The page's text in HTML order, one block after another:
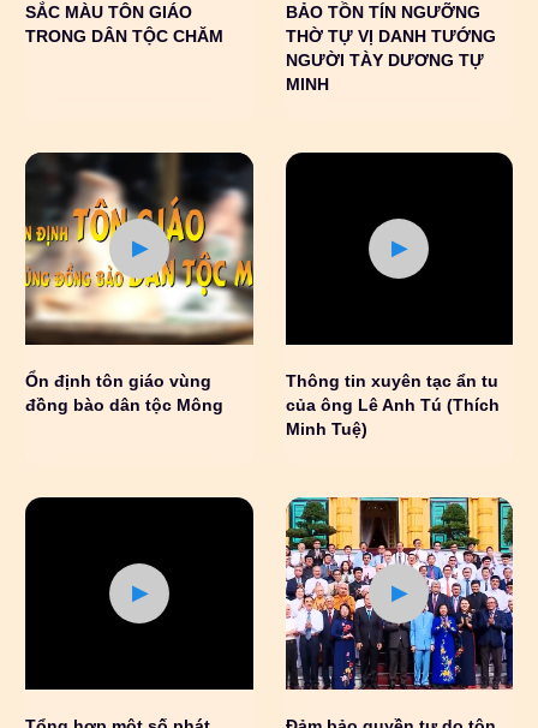
SẮC MÀU TÔN GIÁO
TRONG DÂN TỘC CHĂM
BẢO TỒN TÍN NGƯỠNG
THỜ TỰ VỊ DANH TƯỚNG
NGƯỜI TÀY DƯƠNG TỰ
MINH
Ổn định tôn giáo vùng
đồng bào dân tộc Mông
Thông tin xuyên tạc ẩn tu
của ông Lê Anh Tú (Thích
Minh Tuệ)